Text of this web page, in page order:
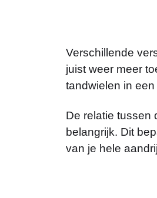
Verschillende
juist weer meer
tandwielen in
De relatie tussen
belangrijk. Dit
van je hele